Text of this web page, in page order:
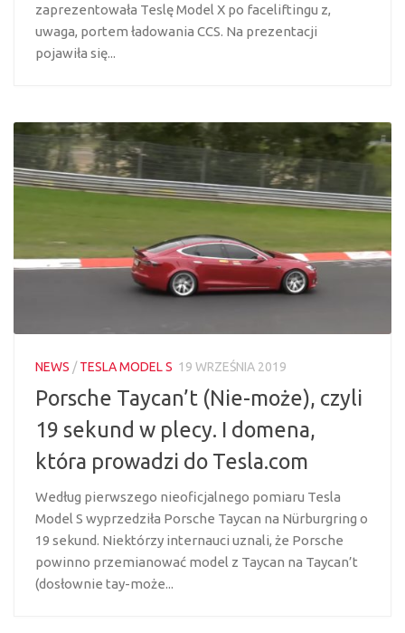
zaprezentowała Teslę Model X po faceliftingu z,
uwaga, portem ładowania CCS. Na prezentacji
pojawiła się...
NEWS /TESLA MODEL S 19 WRZEŚNIA 2019
Porsche Taycan’t (Nie-może), czyli
19 sekund w plecy. I domena,
która prowadzi do Tesla.com
Według pierwszego nieoficjalnego pomiaru Tesla
Model S wyprzedziła Porsche Taycan na Nürburgring o
19 sekund. Niektórzy internauci uznali, że Porsche
powinno przemianować model z Taycan na Taycan’t
(dosłownie tay-może...